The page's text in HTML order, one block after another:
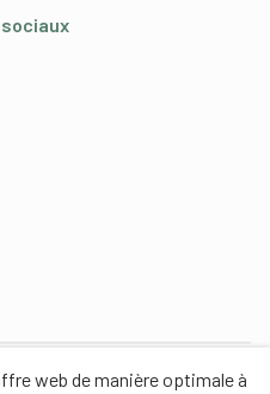
web de manière optimale à